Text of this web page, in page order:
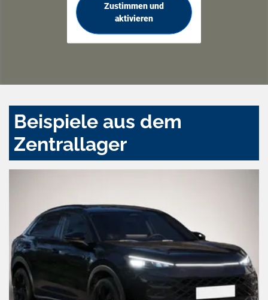
Zustimmen und
aktivieren
Beispiele aus dem
Zentrallager